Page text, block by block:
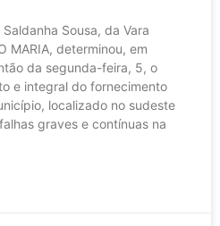
Sousa, da Vara
MARIA, determinou, em
da segunda-feira, 5, o
e integral do fornecimento
localizado no sudeste
graves e contínuas na